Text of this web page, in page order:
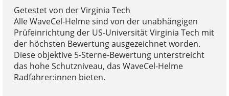
Getestet von der Virginia Tech
Alle WaveCel-Helme sind von der unabhängigen
Prüfeinrichtung der US-Universität Virginia Tech mit
der höchsten Bewertung ausgezeichnet worden.
Diese objektive 5-Sterne-Bewertung unterstreicht
das hohe Schutzniveau, das WaveCel-Helme
Radfahrer:innen bieten.